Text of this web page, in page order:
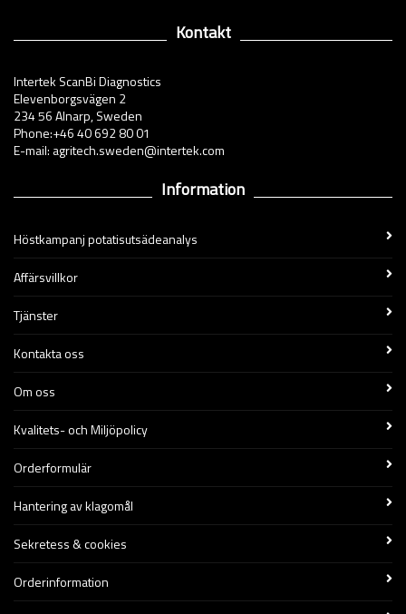
Kontakt
Intertek ScanBi Diagnostics
Elevenborgsvägen 2
234 56 Alnarp, Sweden
Phone:+46 40 692 80 01
E-mail: agritech.sweden@intertek.com
Information
Höstkampanj potatisutsädeanalys
Affärsvillkor
Tjänster
Kontakta oss
Om oss
Kvalitets- och Miljöpolicy
Orderformulär
Hantering av klagomål
Sekretess & cookies
Orderinformation